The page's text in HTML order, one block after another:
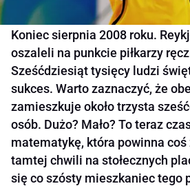
Koniec sierpnia 2008 roku.
oszaleli na punkcie piłkarzy
Sześćdziesiąt tysięcy ludzi
sukces. Warto zaznaczyć, że
zamieszkuje około trzysta
osób. Dużo? Mało? To teraz
matematykę, która powinna coś
tamtej chwili na stołecznych
się co szósty mieszkaniec tego